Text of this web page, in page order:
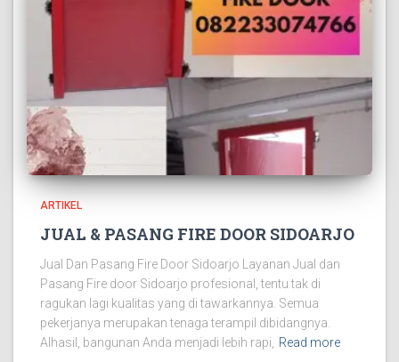
ARTIKEL
JUAL & PASANG FIRE DOOR SIDOARJO
Jual Dan Pasang Fire Door Sidoarjo Layanan Jual dan
Pasang Fire door Sidoarjo profesional, tentu tak di
ragukan lagi kualitas yang di tawarkannya. Semua
pekerjanya merupakan tenaga terampil dibidangnya.
Alhasil, bangunan Anda menjadi lebih rapi,
Read more